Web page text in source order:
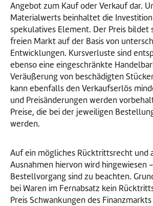
Angebot zum Kauf oder Verkauf dar.
Materialwerts beinhaltet die Investition
spekulatives Element. Der Preis bildet
freien Markt auf der Basis von
Entwicklungen. Kursverluste sind
ebenso eine eingeschränkte
Veräußerung von beschädigten
kann ebenfalls den Verkaufserlös
und Preisänderungen werden
Preise, die bei der jeweiligen
werden.
Auf ein mögliches Rücktrittsrecht und
Ausnahmen hiervon wird hingewiesen
Bestellvorgang sind zu beachten.
bei Waren im Fernabsatz kein
Preis Schwankungen des